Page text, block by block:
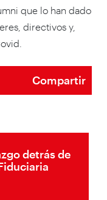
que lo han dado
directivos y,
Compartir
detrás de